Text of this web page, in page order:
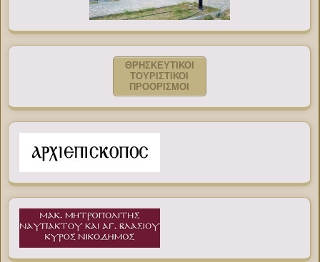
ΘΡΗΣΚΕΥΤΙΚΟΙ
ΤΟΥΡΙΣΤΙΚΟΙ
ΠΡΟΟΡΙΣΜΟΙ